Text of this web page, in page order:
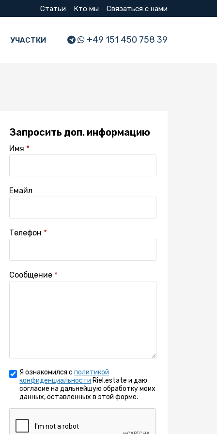
Статьи Кто мы Связаться с нами
УЧАСТКИ +49 151 450 758 39
Запросить доп. информацию
Имя
Емайл
Телефон
Сообщение
Я ознакомился сполитикой
конфиденциальности Riel.estate и даю
согласие на дальнейшую обработку моих
данных, оставленных в этой форме.